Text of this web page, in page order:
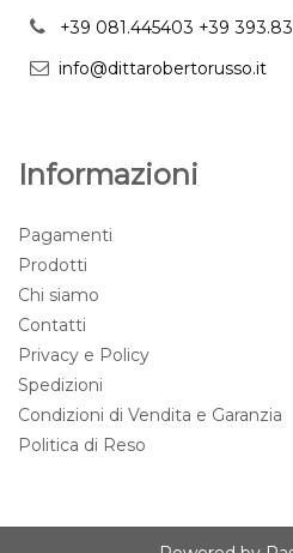
+39 081.445403 +39
info@dittarobertorusso.it
Informazioni
Pagamenti
Prodotti
Chi siamo
Contatti
Privacy e Policy
Spedizioni
Condizioni di Vendita e Garanzia
Politica di Reso